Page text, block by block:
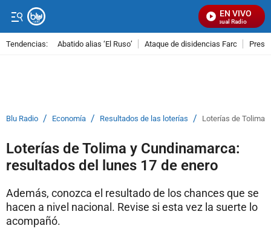
EN VIVO
Señal Visual Radio
Tendencias: Abatido alias ‘El Ruso’ Ataque de disidencias Farc
Blu Radio / Economía / Resultados de las loterías / Loterías de Tolima
Loterías de Tolima y Cundinamarca:
resultados del lunes 17 de enero
Además, conozca el resultado de los chances que se
hacen a nivel nacional. Revise si esta vez la suerte lo
acompañó.